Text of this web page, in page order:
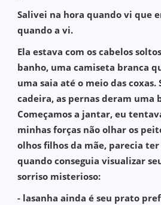
Salivei na hora quando vi que
quando a vi.
Ela estava com os cabelos
banho, uma camiseta branca
uma saia até o meio das
cadeira, as pernas deram uma
Começamos a jantar, eu
minhas forças não olhar os
olhos filhos da mãe, parecia
quando conseguia visualizar
sorriso misterioso:
- lasanha ainda é seu prato